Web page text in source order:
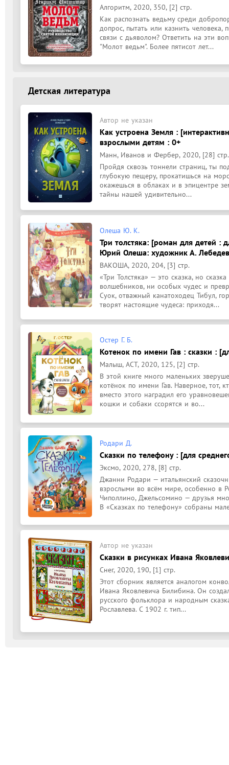
Алгоритм, 2020, 350, [2] стр.
Как распознать ведьму среди
допрос, пытать или казнить
связи с дьяволом? Ответить на эти
"Молот ведьм". Более пятисот лет...
Детская литература
Автор не указан
Как устроена Земля :
взрослыми детям : 0+
Манн, Иванов и Фербер, 2020, [28] стр.
Пройдя сквозь тоннели страниц, ты
глубокую пещеру, прокатишься на
окажешься в облаках и в эпицентре
тайны нашей удивительно...
Олеша Ю. К.
Три толстяка: [роман для детей :
Юрий Олеша: художник А.
ВАКОША, 2020, 204, [3] стр.
«Три Толстяка» — это сказка, но
волшебников, ни особых чудес и
Суок, отважный канатоходец Тибул,
творят настоящие чудеса: приходя...
Остер Г. Б.
Котенок по имени Гав : сказки :
Малыш, АСТ, 2020, 125, [2] стр.
В этой книге много маленьких
котёнок по имени Гав. Наверное, тот,
вместо этого наградил его
кошки и собаки ссорятся и во...
Родари Д.
Сказки по телефону : [для
Эксмо, 2020, 278, [8] стр.
Джанни Родари — итальянский
взрослыми во всём мире, особенно в
Чиполлино, Джельсомино — друзья
В «Сказках по телефону» собраны
Автор не указан
Сказки в рисунках Ивана
Снег, 2020, 190, [1] стр.
Этот сборник является аналогом
Ивана Яковлевича Билибина. Он
русского фольклора и народным
Рославлева. С 1902 г. тип...